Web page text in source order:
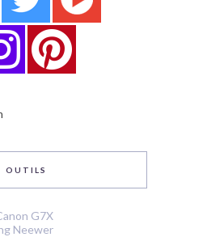
OUTILS
G7X
Neewer